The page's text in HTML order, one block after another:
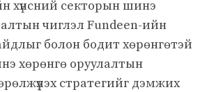
хүнсний секторын шинэ
чиглэл Fundeen-ийн
болон бодит хөрөнгөтэй
хөрөнгө оруулалтын
стратегийг дэмжих